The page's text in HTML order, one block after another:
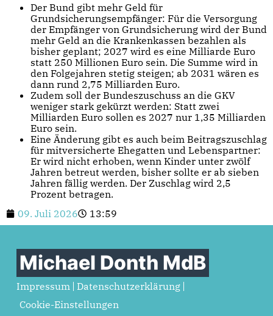
Der Bund gibt mehr Geld für
Grundsicherungsempfänger: Für die Versorgung
der Empfänger von Grundsicherung wird der Bund
mehr Geld an die Krankenkassen bezahlen als
bisher geplant; 2027 wird es eine Milliarde Euro
statt 250 Millionen Euro sein. Die Summe wird in
den Folgejahren stetig steigen; ab 2031 wären es
dann rund 2,75 Milliarden Euro.
Zudem soll der Bundeszuschuss an die GKV
weniger stark gekürzt werden: Statt zwei
Milliarden Euro sollen es 2027 nur 1,35 Milliarden
Euro sein.
Eine Änderung gibt es auch beim Beitragszuschlag
für mitversicherte Ehegatten und Lebenspartner:
Er wird nicht erhoben, wenn Kinder unter zwölf
Jahren betreut werden, bisher sollte er ab sieben
Jahren fällig werden. Der Zuschlag wird 2,5
Prozent betragen.
09. Juli 2026
13:59
Michael Donth MdB
Impressum
Datenschutzerklärung
Cookie-Einstellungen